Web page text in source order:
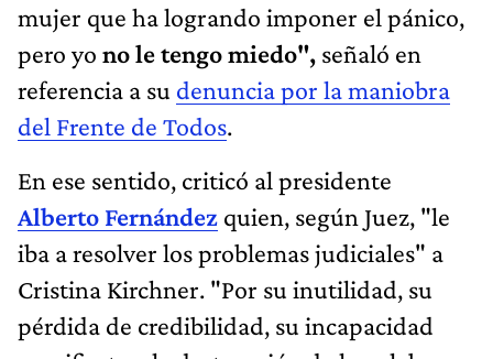
mujer que ha logrando imponer el pánico,
pero yo no le tengo miedo", señaló en
referencia a su denuncia por la maniobra
del Frente de Todos.
En ese sentido, criticó al presidente
Alberto Fernández quien, según Juez, "le
iba a resolver los problemas judiciales" a
Cristina Kirchner. "Por su inutilidad, su
pérdida de credibilidad, su incapacidad